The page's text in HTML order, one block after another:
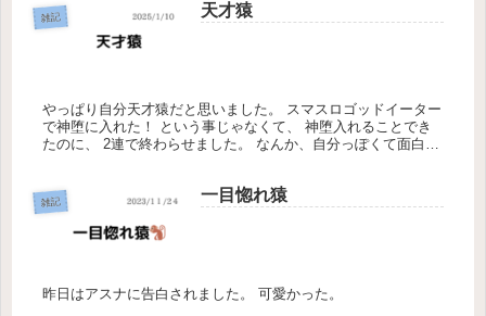
雑記 天才猿
やっぱり自分天才猿だと思いました。 スマスロゴッドイーター
で神堕に入れた！ という事じゃなくて、 神堕入れることでき
たのに、 2連で終わらせました。 なんか、自分っぽくて面白か
雑記 一目惚れ猿
昨日はアスナに告白されました。 可愛かった。